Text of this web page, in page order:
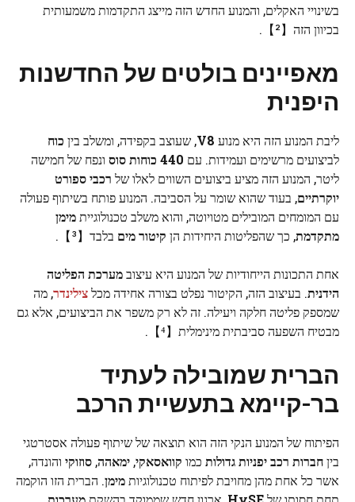
בשינויי האקלים, והמנוע החדש הזה מייצג התקדמות משמעותית
בכיוון הזה【²】.
מאפיינים בולטים של החדשנות
היפנית
ליבת המנוע הזה היא מנוע V8, שעוצב בקפידה, ומשלב בין כוח
לביצועים מרשימים ועמידות. עם 440 כוחות סוס
ונפח של חמישה
ליטר, המנוע הזה מציע ביצועים השווים לאלו של רכבי ספורט
יוקרתיים, בעוד שהוא שומר על הסביבה. המנוע פותח בשיתוף פעולה
עם המומחים המובילים מטויוטה, והוא משלב טכנולוגייתמימן
מתקדמת, כך שהפליטות היחידות הן קיטור מים בלבד【³】.
אחת התכונות הייחודיות של המנוע היא עיצובמערכת הפליטה
הידנית. בעיצוב הזה, הקיטור נפלט בצורה אחידה מכלצילינדר, מה
שמספק פליטה חלקה ויעילה. זה לא רק משפר את הביצועים, אלא גם
מבטיח השפעה סביבתית מינימלית【⁴】.
הברית שמובילה לעתיד
בר-קיימא בתעשיית הרכב
הפיתוח של המנוע הנקי הזה הוא תוצאה של שיתוף פעולה אסטרטגי
ביןחברות רכב יפניות גדולות כמו קוואסאקי, ימאהה, סוזוקי והונדה,
אשר כל אחת מהן מחויבת לפיתוח טכנולוגיותמימן. הברית הזו הוקמה